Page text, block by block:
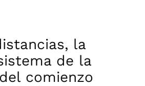
la
de la
comienzo